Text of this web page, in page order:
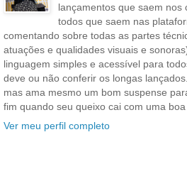
lançamentos que saem nos
todos que saem nas
comentando sobre todas as partes
atuações e qualidades visuais e
linguagem simples e acessível para
deve ou não conferir os longas
mas ama mesmo um bom suspense
fim quando seu queixo cai com uma boa
Ver meu perfil completo